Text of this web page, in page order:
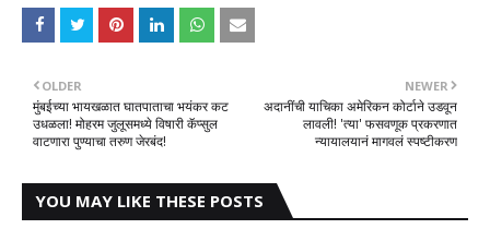
NEWER
अदानींची याचिका अमेरिकन कोर्टाने उडवून
लावली! 'त्या' फसवणूक प्रकरणात
न्यायालयानं मागवलं स्पष्टीकरण
OLDER
मुंबईच्या भायखळात घातपाताचा भयंकर कट
उधळला! मोहरम जुलूसमध्ये विषारी कॅप्सुल
वाटणारा पुण्याचा तरुण जेरबंद!
YOU MAY LIKE THESE POSTS